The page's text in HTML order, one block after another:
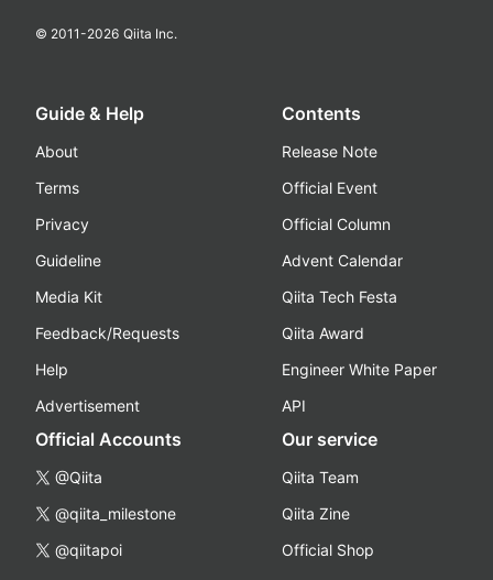
© 2011-2026 Qiita Inc.
Guide & Help
About
Terms
Privacy
Guideline
Media Kit
Feedback/Requests
Help
Advertisement
Contents
Release Note
Official Event
Official Column
Advent Calendar
Qiita Tech Festa
Qiita Award
Engineer White Paper
API
Official Accounts
@Qiita
@qiita_milestone
@qiitapoi
Our service
Qiita Team
Qiita Zine
Official Shop